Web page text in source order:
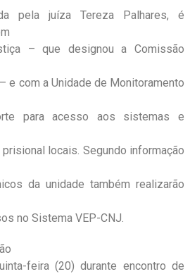
pela juíza Tereza Palhares, é
– que designou a Comissão
e com a Unidade de Monitoramento
para acesso aos sistemas e
locais. Segundo informação
da unidade também realizarão
no Sistema VEP-CNJ.
feira (20) durante encontro de